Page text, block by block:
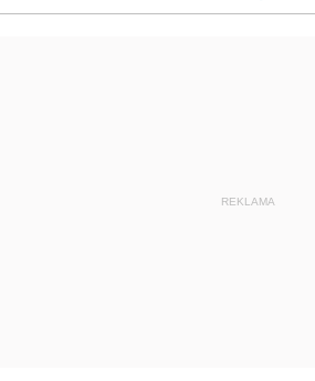
REKLAMA